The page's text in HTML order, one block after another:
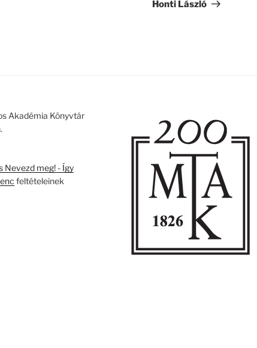
Honti László
Akadémia Könyvtár
Nevezd meg! - Így
feltételeinek